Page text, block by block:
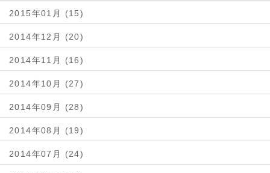
2015年01月 (15)
2014年12月 (20)
2014年11月 (16)
2014年10月 (27)
2014年09月 (28)
2014年08月 (19)
2014年07月 (24)